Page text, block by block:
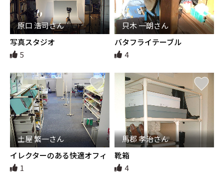
原口 浩司さん
写真スタジオ
5
只木 一朗さん
バタフライテーブル
4
土屋 繁一さん
イレクターのある快適オフィ
ス空間
1
馬郡 孝治さん
靴箱
4